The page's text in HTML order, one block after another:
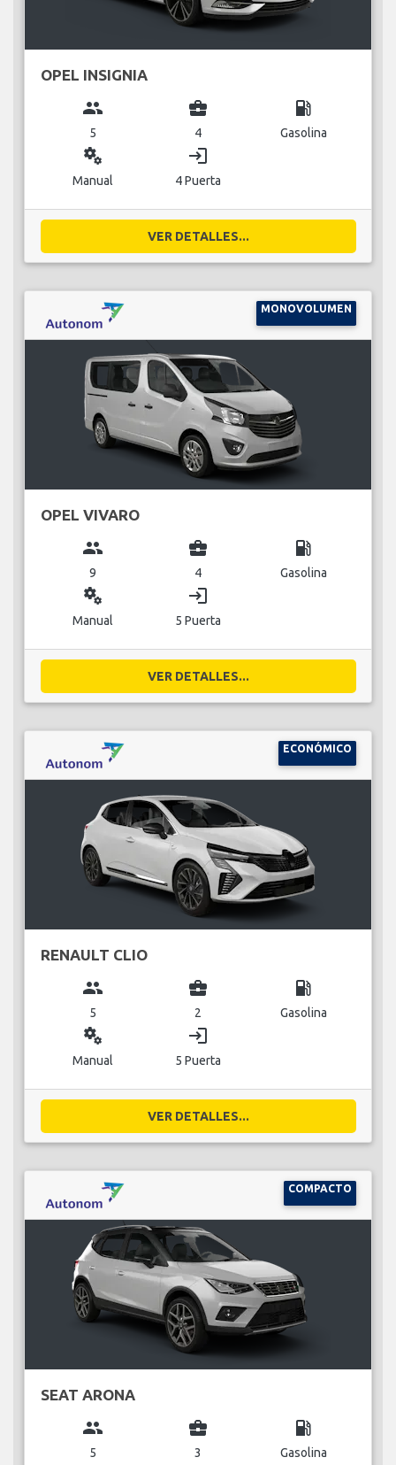
OPEL INSIGNIA
group
5
business_center
4
local_gas_station
Gasolina
miscellaneous_services
Manual
login
4 Puerta
VER DETALLES...
MONOVOLUMEN
OPEL VIVARO
group
9
business_center
4
local_gas_station
Gasolina
miscellaneous_services
Manual
login
5 Puerta
VER DETALLES...
ECONÓMICO
RENAULT CLIO
group
5
business_center
2
local_gas_station
Gasolina
miscellaneous_services
Manual
login
5 Puerta
VER DETALLES...
COMPACTO
SEAT ARONA
group
5
business_center
3
local_gas_station
Gasolina